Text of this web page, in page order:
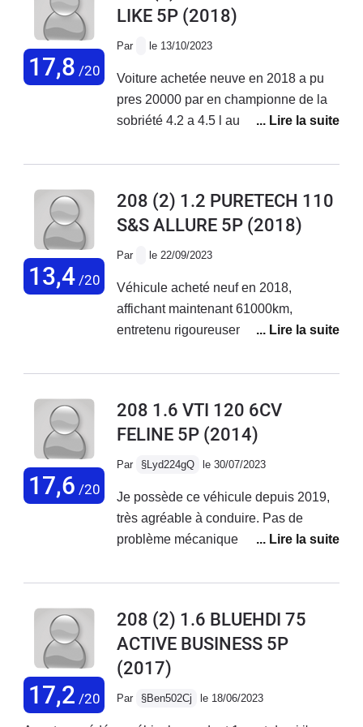
réparée reprise par une garage
17,8 /20
LIKE 5P (2018)
Par le 13/10/2023
Voiture achetée neuve en 2018 a pu
pres 20000 par en championne de la
sobriété 4.2 a 4.5 l au 100km pas de
probleme
13,4/20
208 (2) 1.2 PURETECH 110
S&S ALLURE 5P (2018)
Par le 22/09/2023
Véhicule acheté neuf en 2018,
affichant maintenant 61000km,
entretenu rigoureusement dans le
confortable, agréable à conduire mais
17,6 /20
208 1.6 VTI 120 6CV
FELINE 5P (2014)
Par §Lyd224gQ le 30/07/2023
Je possède ce véhicule depuis 2019,
très agréable à conduire. Pas de
problème mécanique rencontré, seule
qui m'a quand même coûté 800€.
mais je déconseille aux usagers qui
empruntent régulièrement l'autoroute il
manque vraiment une 6ème vitesse,
ce véhicule. La finition est très belle, je
17,2 /20
208 (2) 1.6 BLUEHDI 75
ACTIVE BUSINESS 5P
(2017)
Par §Ben502Cj le 18/06/2023